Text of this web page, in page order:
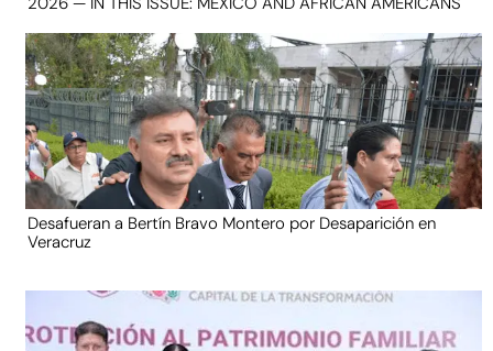
Desafueran a Bertín Bravo Montero por Desaparición en
Veracruz